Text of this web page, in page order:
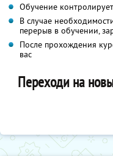
Обучение
В случае
перерыв в обучении,
После прохождения
вас
Переходи на